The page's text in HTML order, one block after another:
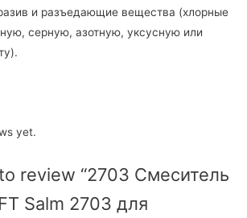
и разъедающие вещества (хлорные
серную, азотную, уксусную или
yet.
review “2703 Смеситель
Salm 2703 для